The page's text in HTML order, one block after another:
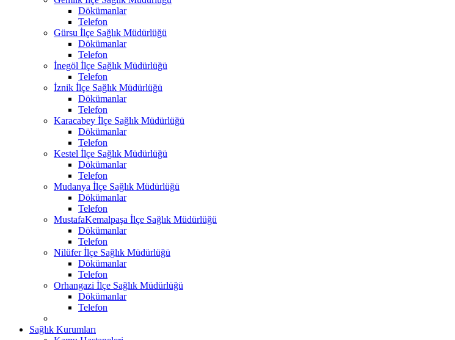
Dökümanlar
Telefon
Gürsu İlçe Sağlık Müdürlüğü
Dökümanlar
Telefon
İnegöl İlçe Sağlık Müdürlüğü
Telefon
İznik İlçe Sağlık Müdürlüğü
Dökümanlar
Telefon
Karacabey İlçe Sağlık Müdürlüğü
Dökümanlar
Telefon
Kestel İlçe Sağlık Müdürlüğü
Dökümanlar
Telefon
Mudanya İlçe Sağlık Müdürlüğü
Dökümanlar
Telefon
MustafaKemalpaşa İlçe Sağlık Müdürlüğü
Dökümanlar
Telefon
Nilüfer İlçe Sağlık Müdürlüğü
Dökümanlar
Telefon
Orhangazi İlçe Sağlık Müdürlüğü
Dökümanlar
Telefon
Sağlık Kurumları